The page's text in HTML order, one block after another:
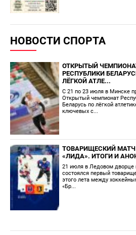
НОВОСТИ СПОРТА
ОТКРЫТЫЙ
РЕСПУБЛИКИ
ЛЁГКОЙ АТЛЕ...
С 21 по 23 июля в Минске
Открытый чемпионат
Беларусь по лёгкой
ключевых с...
ТОВАРИЩЕСКИЙ МАТЧ
«ЛИДА». ИТОГИ И
21 июля в Ледовом дворце
состоялся первый
этого лета между
«Бр...